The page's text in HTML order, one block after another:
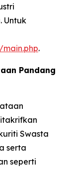
Untuk
.
Pandang
Swasta
serta
seperti